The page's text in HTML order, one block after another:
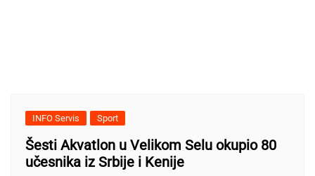
INFO Servis Sport
Šesti Akvatlon u Velikom Selu okupio 80
učesnika iz Srbije i Kenije